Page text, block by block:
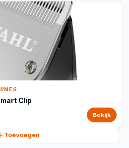
Clip
Bekijk
Toevoegen